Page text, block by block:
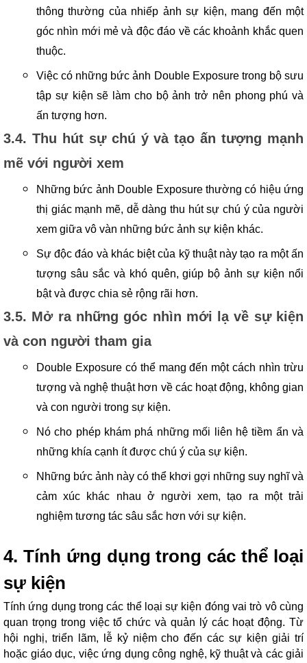
thông thường của nhiếp ảnh sự kiện, mang đến một
góc nhìn mới mẻ và độc đáo về các khoảnh khắc quen
thuộc.
Việc có những bức ảnh Double Exposure trong bộ sưu
tập sự kiện sẽ làm cho bộ ảnh trở nên phong phú và
ấn tượng hơn.
3.4. Thu hút sự chú ý và tạo ấn tượng mạnh
mẽ với người xem
Những bức ảnh Double Exposure thường có hiệu ứng
thị giác mạnh mẽ, dễ dàng thu hút sự chú ý của người
xem giữa vô vàn những bức ảnh sự kiện khác.
Sự độc đáo và khác biệt của kỹ thuật này tạo ra một ấn
tượng sâu sắc và khó quên, giúp bộ ảnh sự kiện nổi
bật và được chia sẻ rộng rãi hơn.
3.5. Mở ra những góc nhìn mới lạ về sự kiện
và con người tham gia
Double Exposure có thể mang đến một cách nhìn trừu
tượng và nghệ thuật hơn về các hoạt động, không gian
và con người trong sự kiện.
Nó cho phép khám phá những mối liên hệ tiềm ẩn và
những khía cạnh ít được chú ý của sự kiện.
Những bức ảnh này có thể khơi gợi những suy nghĩ và
cảm xúc khác nhau ở người xem, tạo ra một trải
nghiệm tương tác sâu sắc hơn với sự kiện.
4. Tính ứng dụng trong các thể loại
sự kiện
Tính ứng dụng trong các thể loại sự kiện đóng vai trò vô cùng
quan trọng trong việc tổ chức và quản lý các hoạt động. Từ
hội nghị, triển lãm, lễ kỷ niệm cho đến các sự kiện giải trí
hoặc giáo dục, việc ứng dụng công nghệ, kỹ thuật và các giải